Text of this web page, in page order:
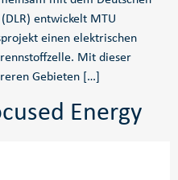
entwickelt MTU
einen elektrischen
Mit dieser
Gebieten […]
Energy